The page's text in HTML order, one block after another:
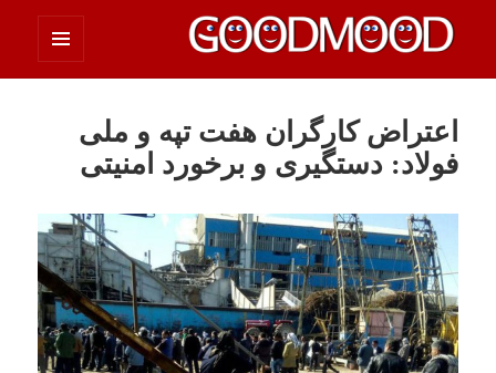
چیزای خووب مووب
اعتراض کارگران هفت تپه و ملی
فولاد: دستگیری و برخورد امنیتی